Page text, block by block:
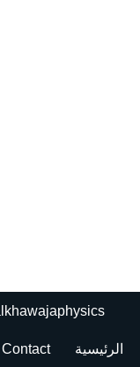
الرئيسية Contact